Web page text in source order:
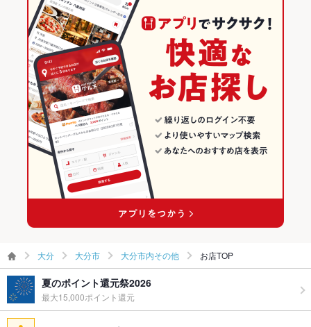
お子様連れ
お子様連れ歓迎 ：お子様連れも大歓迎♪ご家族でもゆったりお
食事可能です！
ウェディン
グパーティ
ー二次会
ご相談ください
－
大分市のグルメランキング
大分市のイタリアン・フレンチランキング
大分市のイタリアンランキング
大分市内その他のグルメランキング
大分 大分市 大分市内その他 お店TOP
夏のポイント還元祭2026
最大15,000ポイント還元